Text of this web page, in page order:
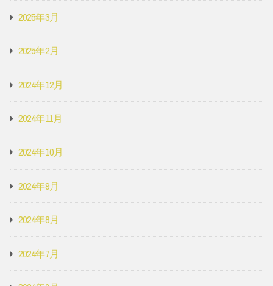
2025年3月
2025年2月
2024年12月
2024年11月
2024年10月
2024年9月
2024年8月
2024年7月